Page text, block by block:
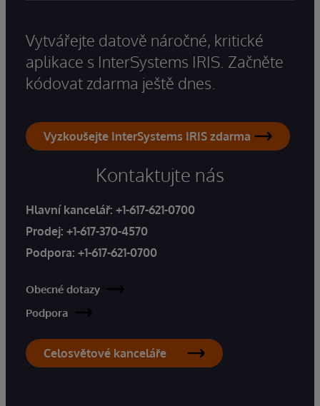
Vytvářejte datově náročné, kritické
aplikace s InterSystems IRIS. Začněte
kódovat zdarma ještě dnes.
Vyzkoušejte InterSystems IRIS zdarma
Kontaktujte nás
Hlavní kancelář: +1-617-621-0700
Prodej: +1-617-370-4570
Podpora: +1-617-621-0700
Obecné dotazy
Podpora
Celosvětové kanceláře